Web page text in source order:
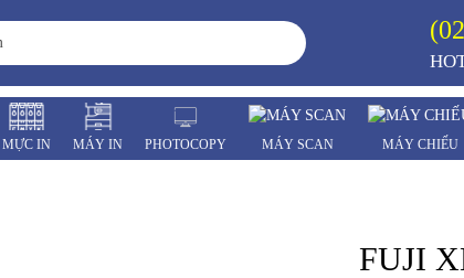
MỰC IN MÁY IN PHOTOCOPY MÁY SCAN MÁY CHIẾU
FUJI